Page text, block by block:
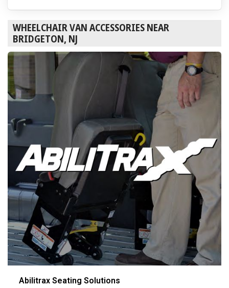
WHEELCHAIR VAN ACCESSORIES NEAR
BRIDGETON, NJ
Abilitrax Seating Solutions